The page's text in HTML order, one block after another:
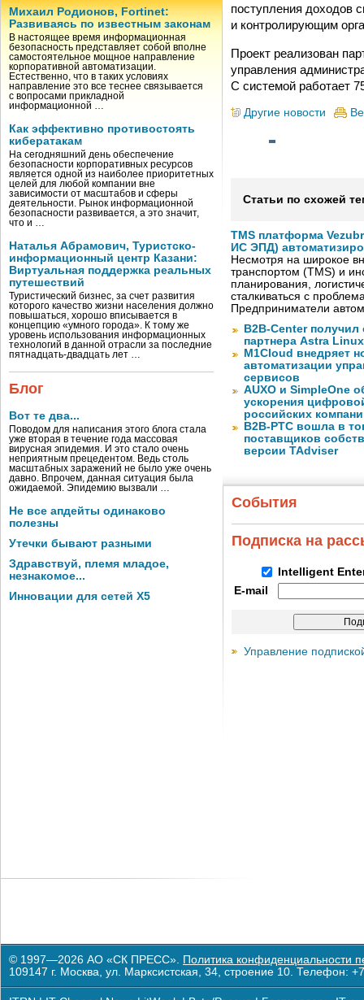
Михаил Родионов, Fortinet:
Развиваясь по известным законам
В настоящее время информационная
безопасность представляет собой вполне
самостоятельное мощное направление
корпоративной автоматизации.
Естественно, что в таких условиях
направление это все теснее связывается
с вопросами прикладной
информационной …
Как эффективно противостоять
кибератакам
На сегодняшний день обеспечение
безопасности корпоративных ресурсов
является одной из наиболее приоритетных
целей для любой компании вне
зависимости от масштабов и сферы
деятельности. Рынок информационной
безопасности развивается, а это значит,
что и …
Наталья Абрамович, Туристско-
информационный центр Казани:
Виртуальная поддержка реальных
путешествий
Туристический бизнес, за счет развития
которого качество жизни населения должно
повышаться, хорошо вписывается в
концепцию «умного города». К тому же
уровень использования информационных
технологий в данной отрасли за последние
пятнадцать-двадцать лет …
Блог
Вот те два...
Поводом для написания этого блога стала
уже вторая в течение года массовая
вирусная эпидемия. И это стало очень
неприятным прецедентом. Ведь столь
масштабных заражений не было уже очень
давно. Впрочем, данная ситуация была
ожидаемой. Эпидемию вызвали …
Не все апдейты одинаково
полезны
Утечки бывают разными
Здравствуй, племя младое,
незнакомое...
Инновации для сетей X5
поступления доходов
и контролирующим
Проект реализован
управления
С системой работает
Другие новости
Статьи по схожей
TMS платформа
ИС ЭПД)
Несмотря на широкое
транспортом (TMS) и
планирования,
сталкиваться с
Предприниматели
B2B-Center получил
партнера Astra Linux
M1Cloud внедряет
автоматизации
сервисов
AUXO и SimpleOne
ускорения
российских
B2B-РТС вошла в
поставщиков
версии TAdviser
События
Подписка на
Intelligent
E-mail
Управление
© 1997—2026 АО «СК ПРЕСС». Политика конфиденциальности
109147 г. Москва, ул. Марксистская, 34, строение 10. Телефон: